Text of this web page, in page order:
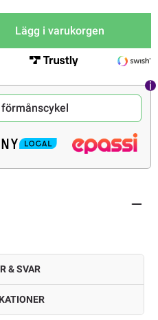
Lägg i varukorgen
& SVAR